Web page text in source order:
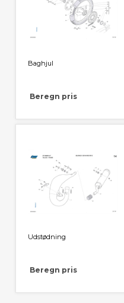
Baghjul
Beregn pris
Udstødning
Beregn pris